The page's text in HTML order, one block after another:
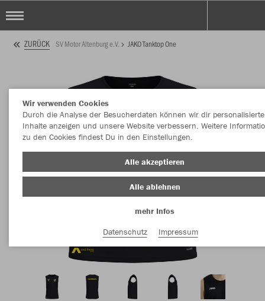
ZURÜCK SV Motor Altenburg e.V. JAKO Tanktop One
Wir verwenden Cookies
Durch die Analyse der Besucherdaten können wir dir personalisierte
Inhalte anzeigen und unsere Website verbessern. Weitere
zu den Cookies findest Du in den Einstellungen.
Alle akzeptieren
Alle ablehnen
mehr Infos
Datenschutz
Impressum